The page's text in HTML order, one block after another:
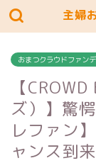
主婦
おまつクラウドファン
【
ズ）】驚
レファン
ャンス到来